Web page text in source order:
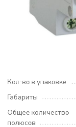
Кол-во в упаковке
Габариты
Общее количество
полюсов